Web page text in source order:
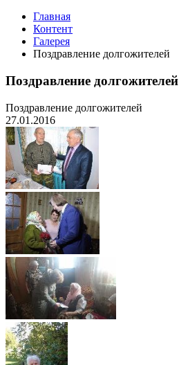
Главная
Контент
Галерея
Поздравление долгожителей
Поздравление долгожителей
Поздравление долгожителей
27.01.2016